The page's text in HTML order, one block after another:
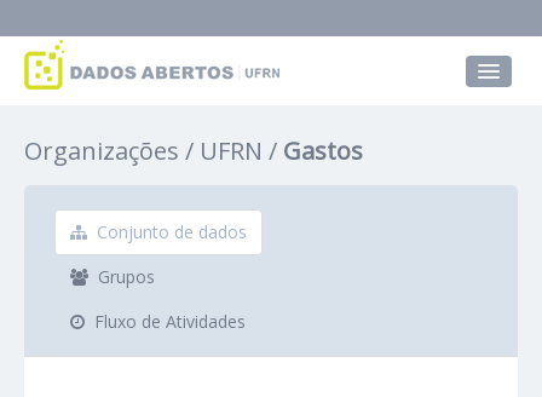
Grupos
Sobre
Organizações UFRN Gastos
Conjunto de dados
Grupos
Fluxo de Atividades